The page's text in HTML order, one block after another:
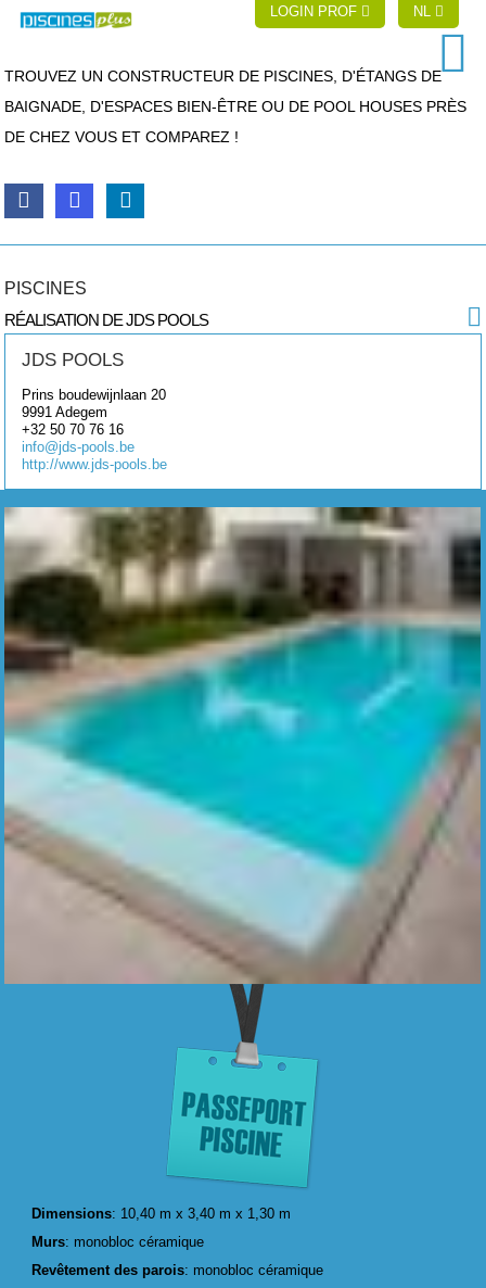
LOGIN PROF NL
TROUVEZ UN CONSTRUCTEUR DE PISCINES, D'ÉTANGS DE
BAIGNADE, D'ESPACES BIEN-ÊTRE OU DE POOL HOUSES PRÈS
DE CHEZ VOUS ET COMPAREZ !
PISCINES
RÉALISATION DE JDS POOLS
JDS POOLS
Prins boudewijnlaan 20
9991 Adegem
+32 50 70 76 16
info@jds-pools.be
http://www.jds-pools.be
Dimensions: 10,40 m x 3,40 m x 1,30 m
Murs: monobloc céramique
Revêtement des parois: monobloc céramique